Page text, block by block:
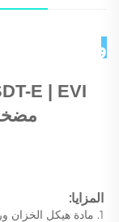
وصف المنتج
المزايا: